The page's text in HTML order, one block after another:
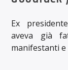
Ex
aveva già
manifestanti e